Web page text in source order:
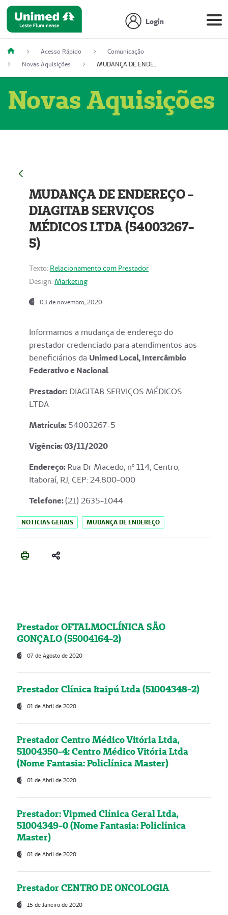
Login
Acesso Rápido
Comunicação
Novas Aquisições
MUDANÇA DE ENDEREÇO - DIAGITAB SERVIÇOS MÉDICOS LTDA (54003267-5)
Novas Aquisições
MUDANÇA DE ENDEREÇO -
DIAGITAB SERVIÇOS
MÉDICOS LTDA (54003267-
5)
Texto: Relacionamento com Prestador
Design: Marketing
03 de novembro, 2020
Informamos a mudança de endereço do
prestador credenciado para atendimentos aos
beneficiários da Unimed Local, Intercâmbio
Federativo e Nacional.
Prestador: DIAGITAB SERVIÇOS MÉDICOS
LTDA
Matrícula:54003267-5
Vigência: 03/11/2020
Endereço:Rua Dr Macedo, nº 114, Centro,
Itaboraí, RJ, CEP: 24.800-000
Telefone:(21) 2635-1044
NOTICIAS GERAIS MUDANÇA DE ENDEREÇO
Prestador OFTALMOCLÍNICA SÃO
GONÇALO (55004164-2)
07 de Agosto de 2020
Prestador Clínica Itaipú Ltda (51004348-2)
01 de Abril de 2020
Prestador Centro Médico Vitória Ltda,
51004350-4: Centro Médico Vitória Ltda
(Nome Fantasia: Policlínica Master)
01 de Abril de 2020
Prestador: Vipmed Clínica Geral Ltda,
51004349-0 (Nome Fantasia: Policlínica
Master)
01 de Abril de 2020
Prestador CENTRO DE ONCOLOGIA
15 de Janeiro de 2020